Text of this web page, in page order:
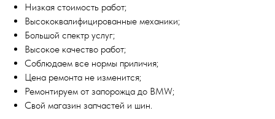
Низкая стоимость работ;
Высококвалифицированные механики;
Большой спектр услуг;
Высокое качество работ;
Соблюдаем все нормы приличия;
Цена ремонта не изменится;
Ремонтируем от запорожца до BMW;
Свой магазин запчастей и шин.